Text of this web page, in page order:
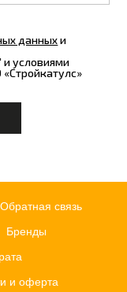
данныхи
условиями
Обратная связь
Бренды
и оферта